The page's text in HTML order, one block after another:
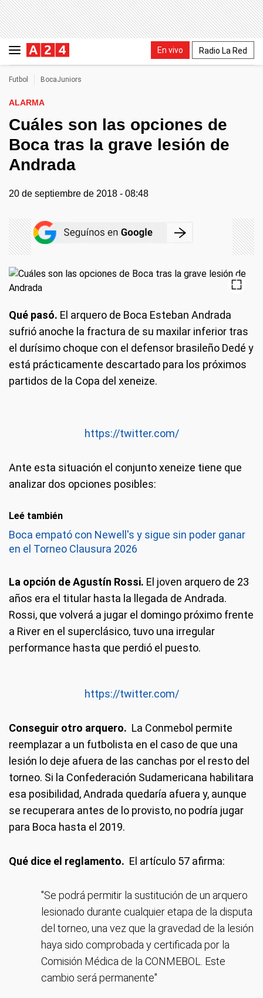
En vivo Radio La Red
Futbol BocaJuniors
ALARMA
Cuáles son las opciones de
Boca tras la grave lesión de
Andrada
20 de septiembre de 2018 - 08:48
Qué pasó. El arquero de Boca Esteban Andrada
sufrió anoche la fractura de su maxilar inferior tras
el durísimo choque con el defensor brasileño Dedé y
está prácticamente descartado para los próximos
partidos de la Copa del xeneize.
https://twitter.com/
Ante esta situación el conjunto xeneize tiene que
analizar dos opciones posibles:
Leé también
Boca empató con Newell's y sigue sin poder ganar
en el Torneo Clausura 2026
La opción de Agustín Rossi. El joven arquero de 23
años era el titular hasta la llegada de Andrada.
Rossi, que volverá a jugar el domingo próximo frente
a River en el superclásico, tuvo una irregular
performance hasta que perdió el puesto.
https://twitter.com/
Conseguir otro arquero. La Conmebol permite
reemplazar a un futbolista en el caso de que una
lesión lo deje afuera de las canchas por el resto del
torneo. Si la Confederación Sudamericana habilitara
esa posibilidad, Andrada quedaría afuera y, aunque
se recuperara antes de lo provisto, no podría jugar
para Boca hasta el 2019.
Qué dice el reglamento. El artículo 57 afirma:
"Se podrá permitir la sustitución de un arquero
lesionado durante cualquier etapa de la disputa
del torneo, una vez que la gravedad de la lesión
haya sido comprobada y certificada por la
Comisión Médica de la CONMEBOL. Este
cambio será permanente"